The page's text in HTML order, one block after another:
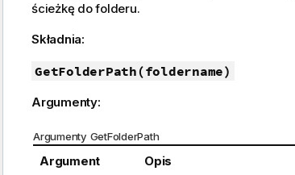
ścieżkę do folderu.
Składnia:
GetFolderPath(foldername)
Argumenty:
Argumenty GetFolderPath
Argument Opis